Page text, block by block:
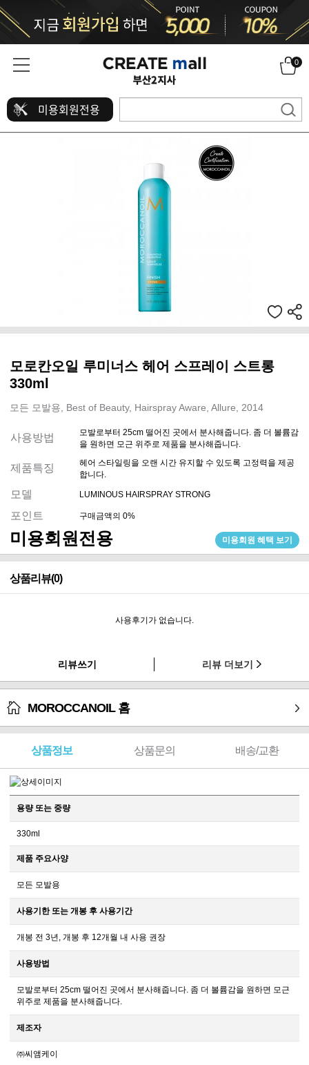
0
미용회원전용
모로칸오일 루미너스 헤어 스프레이 스트롱
330ml
모든 모발용, Best of Beauty, Hairspray Aware, Allure, 2014
사용방법
모발로부터 25cm 떨어진 곳에서 분사해줍니다. 좀 더 볼륨감
을 원하면 모근 위주로 제품을 분사해줍니다.
제품특징
헤어 스타일링을 오랜 시간 유지할 수 있도록 고정력을 제공
합니다.
모델 LUMINOUS HAIRSPRAY STRONG
포인트 구매금액의 0%
미용회원전용 미용회원 혜택 보기
상품리뷰(0)
사용후기가 없습니다.
리뷰쓰기 리뷰 더보기
MOROCCANOIL 홈
상품정보 상품문의 배송/교환
용량 또는 중량
330ml
제품 주요사양
모든 모발용
사용기한 또는 개봉 후 사용기간
개봉 전 3년, 개봉 후 12개월 내 사용 권장
사용방법
모발로부터 25cm 떨어진 곳에서 분사해줍니다. 좀 더 볼륨감을 원하면 모근
위주로 제품을 분사해줍니다.
제조자
㈜씨앰케이